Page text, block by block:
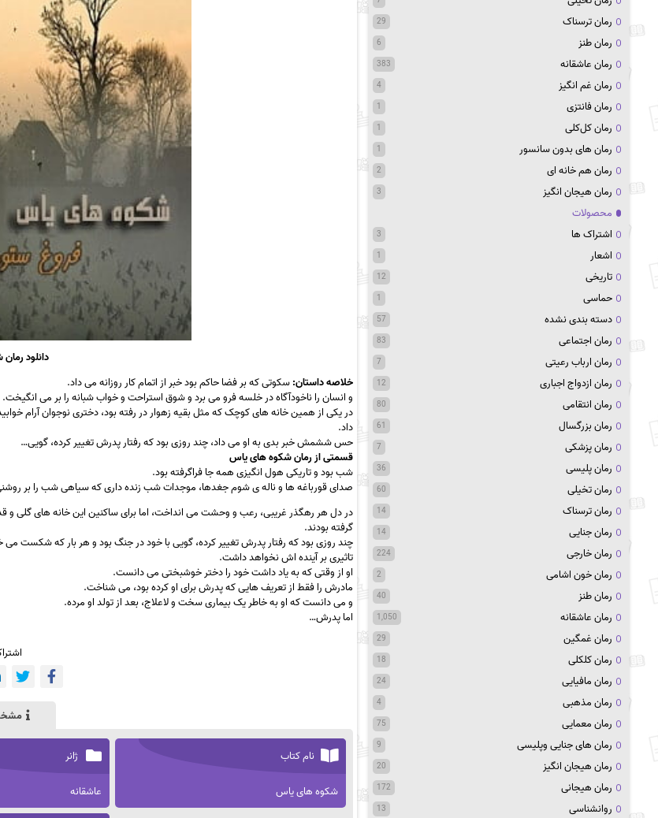
دانلود
خلاصه داستان:سکوتی که بر فضا حاکم بود خبر از اتمام کار روزانه می داد.
و انسان را ناخودآگاه در خلسه فرو می برد و شوق استراحت و خواب شبانه را بر می انگیخت.
در یکی از همین خانه های کوچک که مثل بقیه زهوار در رفته بود، دختری نوجوان آرام
داد.
حس ششمش خبر بدی به او می داد، چند روزی بود که رفتار پدرش تغییر کرده، گویی…
قسمتی از رمان شکوه های یاس
شب بود و تاریکی هول انگیزی همه جا فراگرفته بود.
صدای قورباغه ها و ناله ی شوم جغدها، موجدات شب زنده داری که سیاهی شب را بر
در دل هر رهگذر غریبی، رعب و وحشت می انداخت، اما برای ساکنین این خانه های گلی و
گرفته بودند.
چند روزی بود که رفتار پدرش تغییر کرده، گویی با خود در جنگ بود و هر بار که شکست
تاثیری بر آینده اش نخواهد داشت.
او از وقتی که به یاد داشت خود را دختر خوشبختی می دانست.
مادرش را فقط از تعریف هایی که پدرش برای او کرده بود، می شناخت.
و می دانست که او به خاطر یک بیماری سخت و لاعلاج، بعد از تولد او مرده.
اما پدرش…
نام کتاب
شکوه های یاس
ژانر
عاشقانه
رمان ترسناک 29
رمان طنز 6
رمان عاشقانه 383
رمان غم انگیز 4
رمان فانتزی 1
رمان کل‌کلی 1
رمان های بدون سانسور 1
رمان هم خانه ای 2
رمان هیجان انگیز 3
محصولات
اشتراک ها
3
اشعار 1
تاریخی 12
حماسی 1
دسته بندی نشده 57
رمان اجتماعی 83
رمان ارباب رعیتی 7
رمان ازدواج اجباری 12
رمان انتقامی 80
رمان بزرگسال 61
رمان پزشکی 7
رمان پلیسی 36
رمان تخیلی 60
رمان ترسناک 14
رمان جنایی 14
رمان خارجی 224
رمان خون اشامی 2
رمان طنز 40
رمان عاشقانه 1,050
رمان غمگین 29
رمان کلکلی 18
رمان مافیایی 24
رمان مذهبی 4
رمان معمایی 75
رمان های جنایی وپلیسی 9
رمان هیجان انگیز 20
رمان هیجانی 172
روانشناسی 13